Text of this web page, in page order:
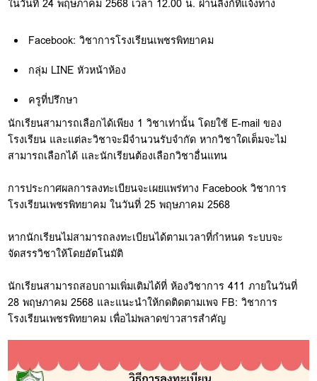
Facebook: วิชาการโรงเรียนเพชรพิทยาคม
กลุ่ม LINE หัวหน้าห้อง
ครูที่ปรึกษา
นักเรียนสามารถเลือกได้เพียง 1 วิชาเท่านั้น โดยใช้ E-mail ของ
โรงเรียน และแต่ละวิชาจะมีจำนวนรับจำกัด หากวิชาใดเต็มจะไม่
สามารถเลือกได้ และนักเรียนต้องเลือกวิชาอื่นแทน
การประกาศผลการลงทะเบียนจะเผยแพร่ทาง Facebook วิชาการ
โรงเรียนเพชรพิทยาคม ในวันที่ 25 พฤษภาคม 2568
หากนักเรียนไม่สามารถลงทะเบียนได้ตามเวลาที่กำหนด ระบบจะ
จัดสรรวิชาให้โดยอัตโนมัติ
นักเรียนสามารถสอบถามเพิ่มเติมได้ที่ ห้องวิชาการ 411 ภายในวันที่
28 พฤษภาคม 2568 และแนะนำให้กดติดตามเพจ FB: วิชาการ
โรงเรียนเพชรพิทยาคม เพื่อไม่พลาดข่าวสารสำคัญ